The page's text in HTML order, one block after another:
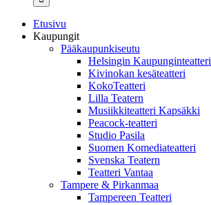
Etusivu
Kaupungit
Pääkaupunkiseutu
Helsingin Kaupunginteatteri
Kivinokan kesäteatteri
KokoTeatteri
Lilla Teatern
Musiikkiteatteri Kapsäkki
Peacock-teatteri
Studio Pasila
Suomen Komediateatteri
Svenska Teatern
Teatteri Vantaa
Tampere & Pirkanmaa
Tampereen Teatteri